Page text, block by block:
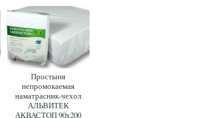
Простыня
непромокаемая
наматрасник-чехол
АЛЬВИТЕК
АКВАСТОП 90х200